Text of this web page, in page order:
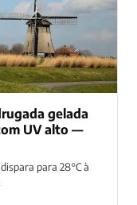
gelada
UV alto —
para 28°C à